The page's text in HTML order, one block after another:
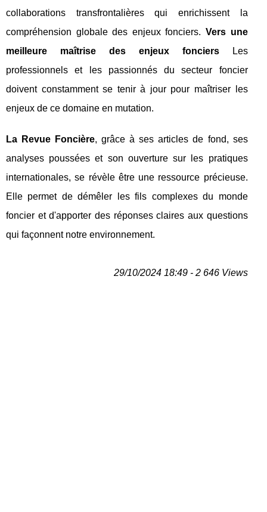
collaborations transfrontalières qui enrichissent la
compréhension globale des enjeux fonciers. Vers une
meilleure maîtrise des enjeux fonciersLes
professionnels et les passionnés du secteur foncier
doivent constamment se tenir à jour pour maîtriser les
enjeux de ce domaine en mutation.
La Revue Foncière, grâce à ses articles de fond, ses
analyses poussées et son ouverture sur les pratiques
internationales, se révèle être une ressource précieuse.
Elle permet de démêler les fils complexes du monde
foncier et d'apporter des réponses claires aux questions
qui façonnent notre environnement.
29/10/2024 18:49 - 2 646 Views